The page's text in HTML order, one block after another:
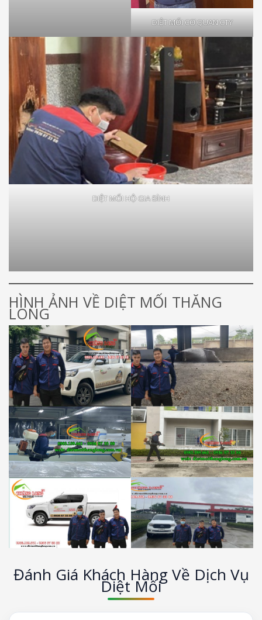
DIỆT MỐI CƠ QUAN CTY
DIỆT MỐI HỘ GIA ĐÌNH
HÌNH ẢNH VỀ DIỆT MỐI THĂNG
LONG
Đánh Giá Khách Hàng Về Dịch Vụ
Diệt Mối